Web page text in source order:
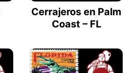
Cerrajeros en Palm
Coast – FL